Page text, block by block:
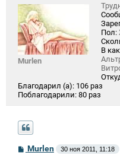
Murlen
Пол:
В
Благодарил (а): 106 раз
Поблагодарили: 80 раз
СMurlen 30 ноя 2011, 11:18